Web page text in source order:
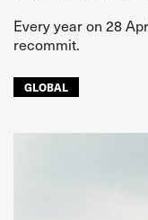
Every year on 28
recommit.
GLOBAL